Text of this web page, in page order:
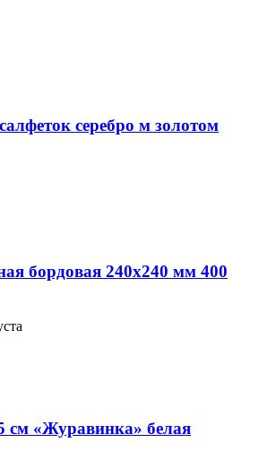
серебро м золотом
бордовая 240х240 мм 400
см «Журавинка» белая